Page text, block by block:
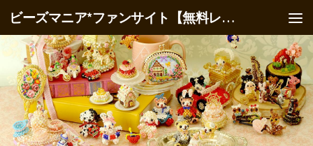
ビーズマニア*ファンサイト【無料レシピ】